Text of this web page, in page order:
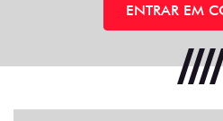
ENTRAR EM